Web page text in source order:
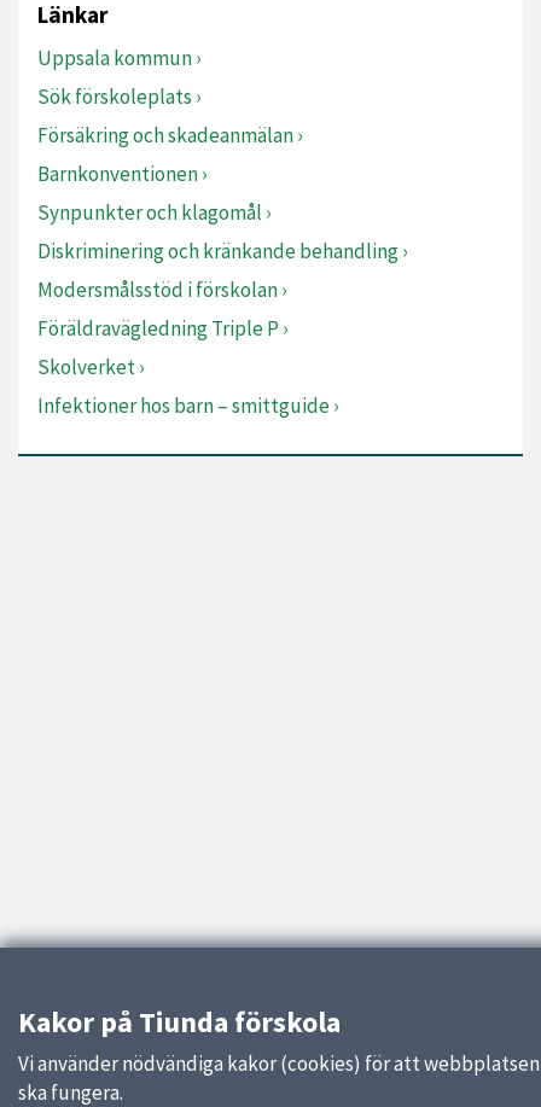
Länkar
Uppsala kommun
Sök förskoleplats
Försäkring och skadeanmälan
Barnkonventionen
Synpunkter och klagomål
Diskriminering och kränkande behandling
Modersmålsstöd i förskolan
Föräldravägledning Triple P
Skolverket
Infektioner hos barn – smittguide
Kakor på Tiunda förskola
Vi använder nödvändiga kakor (cookies) för att webbplatsen
ska fungera.